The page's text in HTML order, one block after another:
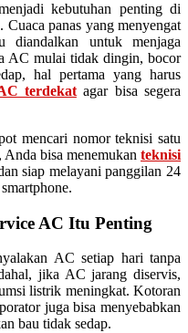
kebutuhan penting di
Cuaca panas yang menyengat
diandalkan untuk menjaga
AC mulai tidak dingin, bocor
hal pertama yang harus
terdekatagar bisa segera
mencari nomor teknisi satu
, Anda bisa menemukan teknisi
siap melayani panggilan 24
AC Itu Penting
AC setiap hari tanpa
jika AC jarang diservis,
listrik meningkat. Kotoran
juga bisa menyebabkan
bau tidak sedap.